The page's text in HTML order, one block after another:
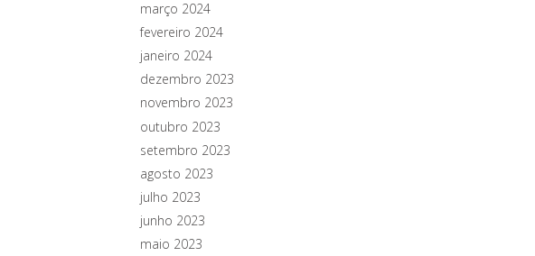
março 2024
fevereiro 2024
janeiro 2024
dezembro 2023
novembro 2023
outubro 2023
setembro 2023
agosto 2023
julho 2023
junho 2023
maio 2023